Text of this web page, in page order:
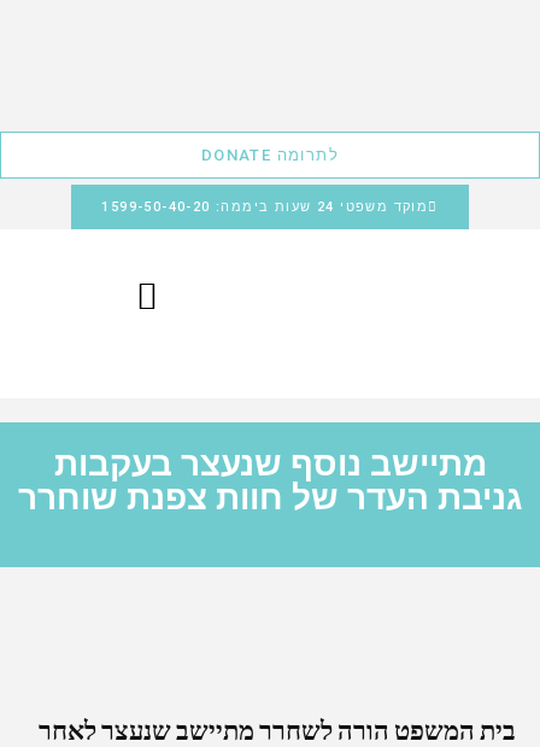
לתרומה DONATE
מוקד משפטי 24 שעות ביממה: 1599-50-40-20
מתיישב נוסף שנעצר בעקבות
גניבת העדר של חוות צפנת שוחרר
בית המשפט הורה לשחרר מתיישב שנעצר לאחר